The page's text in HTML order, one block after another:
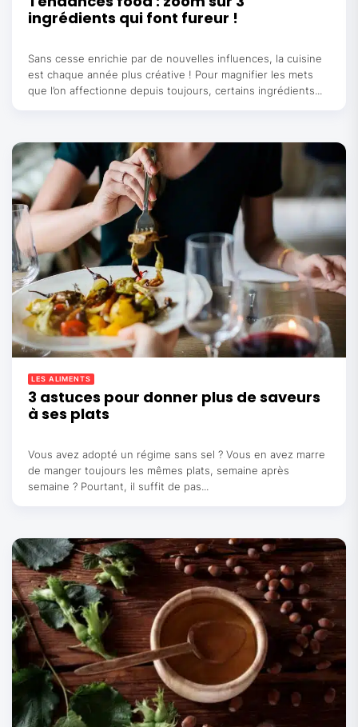
ingrédients qui font fureur !
Sans cesse enrichie par de nouvelles influences, la cuisine
est chaque année plus créative ! Pour magnifier les mets
que l’on affectionne depuis toujours, certains ingrédients...
LES ALIMENTS
3 astuces pour donner plus de saveurs
à ses plats
Vous avez adopté un régime sans sel ? Vous en avez marre
de manger toujours les mêmes plats, semaine après
semaine ? Pourtant, il suffit de pas...